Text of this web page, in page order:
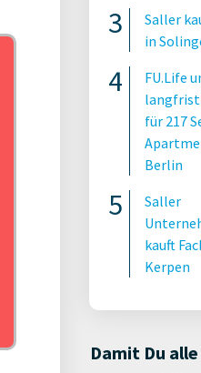
Saller
in
FU.Life
für 217
Berlin
Saller
kauft
Kerpen
Damit Du